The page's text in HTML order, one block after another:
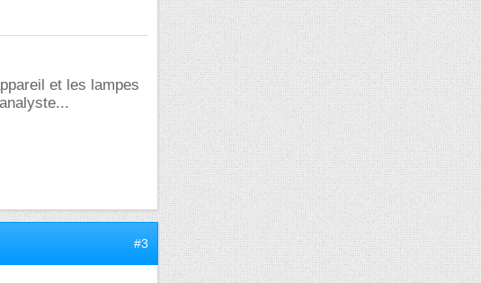
et les lampes
#3